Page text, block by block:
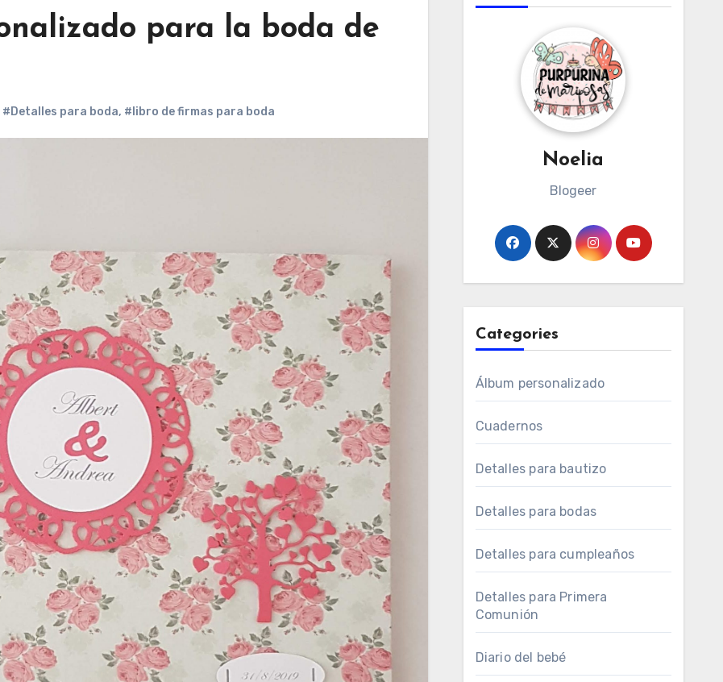
para la boda de
#Detalles para boda, #libro de firmas para boda
Noelia
Blogeer
Categories
Álbum personalizado
Cuadernos
Detalles para bautizo
Detalles para bodas
Detalles para cumpleaños
Detalles para Primera
Comunión
Diario del bebé